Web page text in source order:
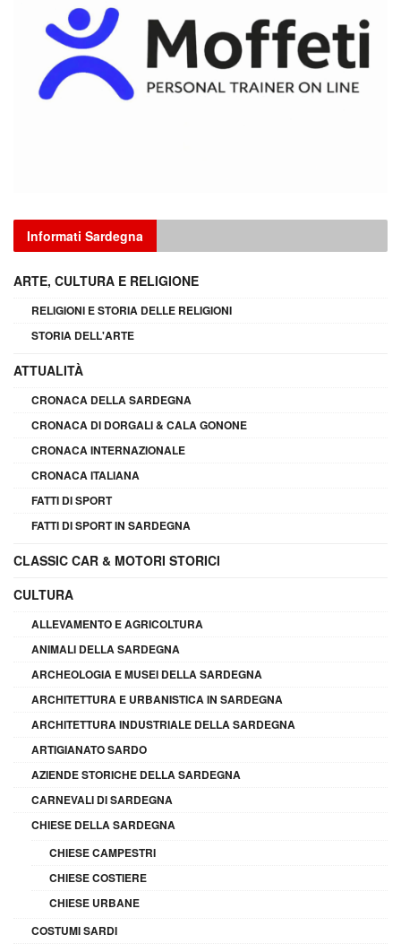
Informati Sardegna
ARTE, CULTURA E RELIGIONE
RELIGIONI E STORIA DELLE RELIGIONI
STORIA DELL'ARTE
ATTUALITÀ
CRONACA DELLA SARDEGNA
CRONACA DI DORGALI & CALA GONONE
CRONACA INTERNAZIONALE
CRONACA ITALIANA
FATTI DI SPORT
FATTI DI SPORT IN SARDEGNA
CLASSIC CAR & MOTORI STORICI
CULTURA
ALLEVAMENTO E AGRICOLTURA
ANIMALI DELLA SARDEGNA
ARCHEOLOGIA E MUSEI DELLA SARDEGNA
ARCHITETTURA E URBANISTICA IN SARDEGNA
ARCHITETTURA INDUSTRIALE DELLA SARDEGNA
ARTIGIANATO SARDO
AZIENDE STORICHE DELLA SARDEGNA
CARNEVALI DI SARDEGNA
CHIESE DELLA SARDEGNA
CHIESE CAMPESTRI
CHIESE COSTIERE
CHIESE URBANE
COSTUMI SARDI